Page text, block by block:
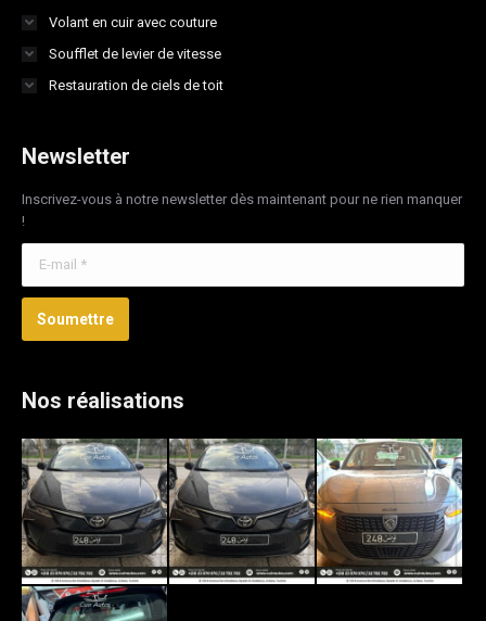
Volant en cuir avec couture
Soufflet de levier de vitesse
Restauration de ciels de toit
Newsletter
Inscrivez-vous à notre newsletter dès maintenant pour ne rien manquer
!
Soumettre
Nos réalisations